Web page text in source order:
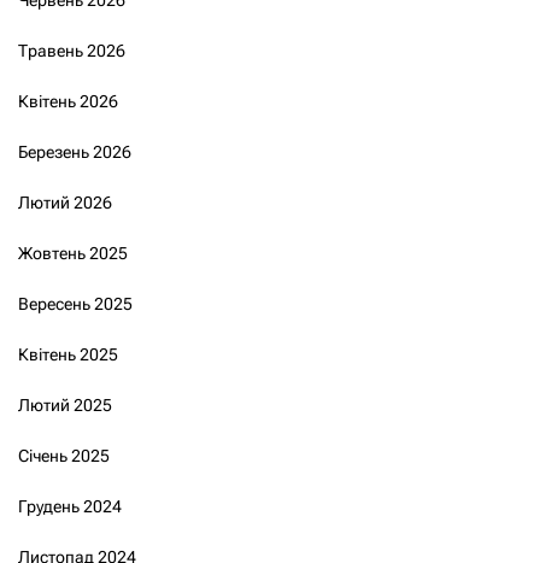
Травень 2026
Квітень 2026
Березень 2026
Лютий 2026
Жовтень 2025
Вересень 2025
Квітень 2025
Лютий 2025
Січень 2025
Грудень 2024
Листопад 2024